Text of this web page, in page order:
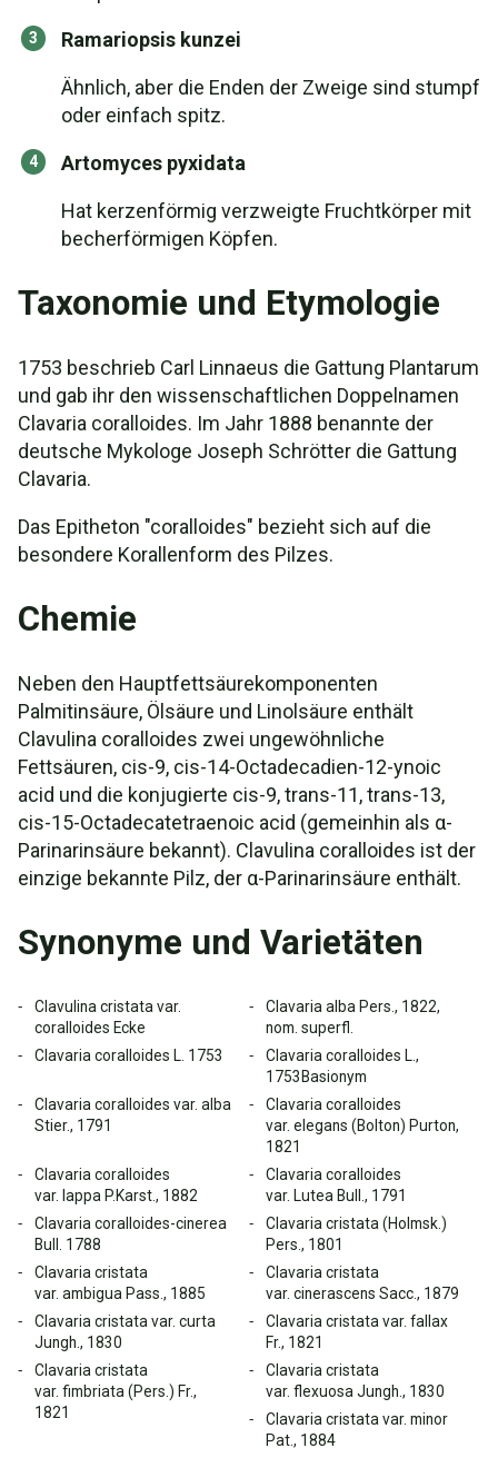
Ramariopsis kunzei
Ähnlich, aber die Enden der Zweige sind stumpf
oder einfach spitz.
Artomyces pyxidata
Hat kerzenförmig verzweigte Fruchtkörper mit
becherförmigen Köpfen.
Taxonomie und Etymologie
1753 beschrieb Carl Linnaeus die Gattung Plantarum
und gab ihr den wissenschaftlichen Doppelnamen
Clavaria coralloides. Im Jahr 1888 benannte der
deutsche Mykologe Joseph Schrötter die Gattung
Clavaria.
Das Epitheton "coralloides" bezieht sich auf die
besondere Korallenform des Pilzes.
Chemie
Neben den Hauptfettsäurekomponenten
Palmitinsäure, Ölsäure und Linolsäure enthält
Clavulina coralloides zwei ungewöhnliche
Fettsäuren, cis-9, cis-14-Octadecadien-12-ynoic
acid und die konjugierte cis-9, trans-11, trans-13,
cis-15-Octadecatetraenoic acid (gemeinhin als α-
Parinarinsäure bekannt). Clavulina coralloides ist der
einzige bekannte Pilz, der α-Parinarinsäure enthält.
Synonyme und Varietäten
Clavulina cristata var.
coralloides Ecke
Clavaria alba Pers., 1822,
nom. superfl.
Clavaria coralloides L. 1753
Clavaria coralloides L.,
1753Basionym
Clavaria coralloides var. alba
Stier., 1791
Clavaria coralloides
var. elegans (Bolton) Purton,
1821
Clavaria coralloides
var. lappa P.Karst., 1882
Clavaria coralloides
var. Lutea Bull., 1791
Clavaria coralloides-cinerea
Bull. 1788
Clavaria cristata (Holmsk.)
Pers., 1801
Clavaria cristata
var. ambigua Pass., 1885
Clavaria cristata
var. cinerascens Sacc., 1879
Clavaria cristata var. curta
Jungh., 1830
Clavaria cristata var. fallax
Fr., 1821
Clavaria cristata
var. fimbriata (Pers.) Fr.,
1821
Clavaria cristata
var. flexuosa Jungh., 1830
Clavaria cristata var. minor
Pat., 1884